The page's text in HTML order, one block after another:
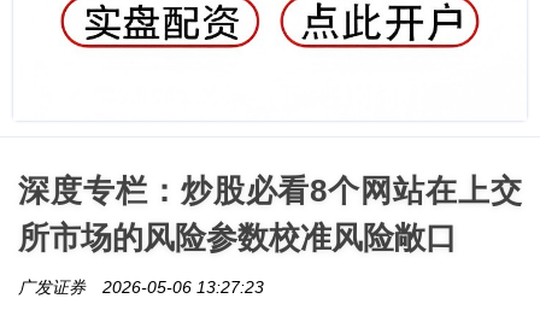
深度专栏：炒股必看8个网站在上交
所市场的风险参数校准风险敞口
广发证券 2026-05-06 13:27:23